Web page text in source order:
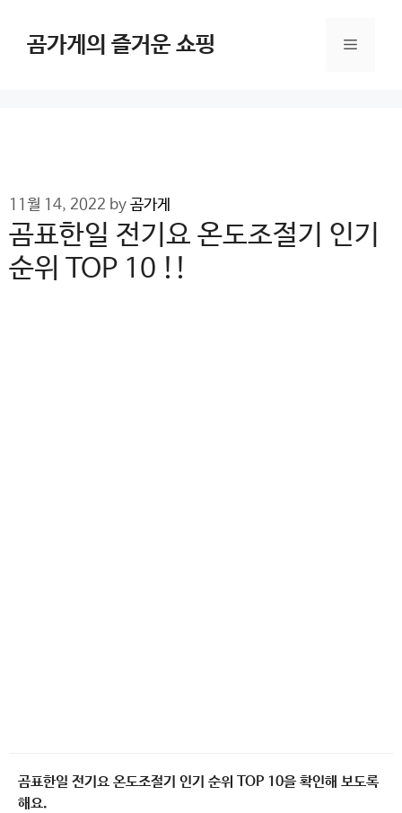
content곰가게의 즐거운 쇼핑 Menu
11월 14, 2022 by 곰가게
곰표한일 전기요 온도조절기 인기
순위 TOP 10 !!
곰표한일 전기요 온도조절기 인기 순위 TOP 10을 확인해 보도록
해요.